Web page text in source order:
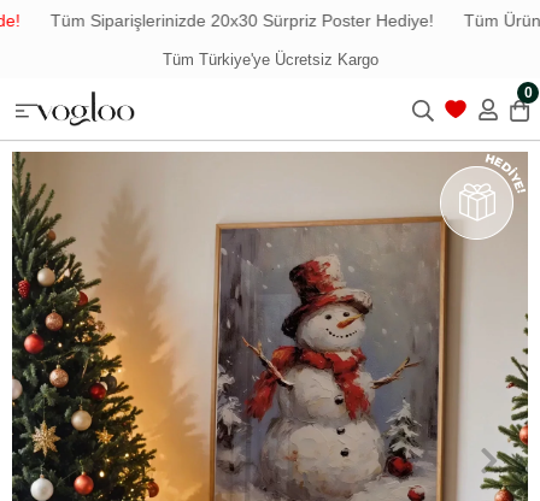
Tüm Siparişlerinizde 20x30 Sürpriz Poster Hediye! Tüm
Tüm Türkiye'ye Ücretsiz Kargo
0